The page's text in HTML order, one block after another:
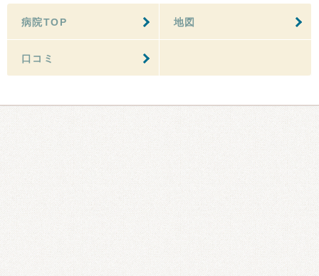
病院TOP 地図
口コミ